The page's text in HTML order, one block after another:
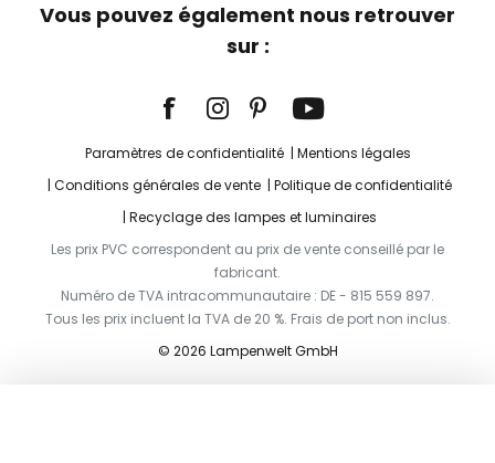
Vous pouvez également nous retrouver
sur :
Paramètres de confidentialité
Mentions légales
Conditions générales de vente
Politique de confidentialité
Recyclage des lampes et luminaires
Les prix PVC correspondent au prix de vente conseillé par le
fabricant.
Numéro de TVA intracommunautaire : DE - 815 559 897.
Tous les prix incluent la TVA de 20 %. Frais de port non inclus.
© 2026 Lampenwelt GmbH